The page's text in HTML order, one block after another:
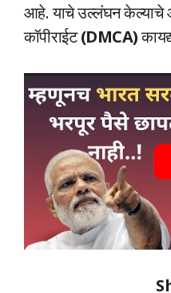
आहे. याचे उल्लंघन केल्याचे
कॉपीराईट(DMCA)